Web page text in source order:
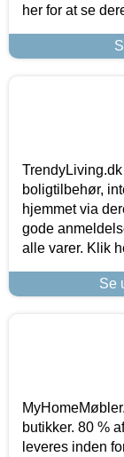
her for at se
boligtilbehør,
hjemmet via
gode
alle varer. Klik
Se
butikker. 80 %
leveres inden